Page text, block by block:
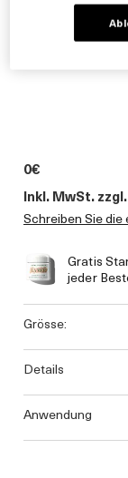
0€
Inkl. MwSt.
Schreiben Sie
Gratis
jeder
grösse:
details
anwendung